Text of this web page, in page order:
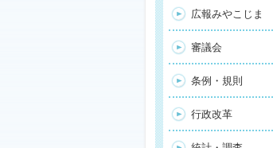
広報みやこじま
審議会
条例・規則
行政改革